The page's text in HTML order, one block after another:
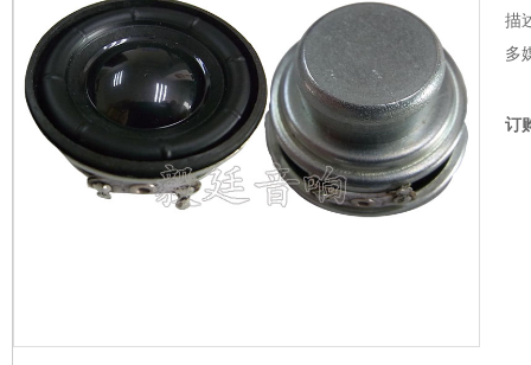
描
多
订